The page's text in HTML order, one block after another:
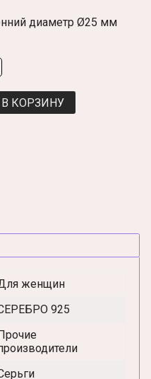
диаметр Ø25 мм
В КОРЗИНУ
женщин
925